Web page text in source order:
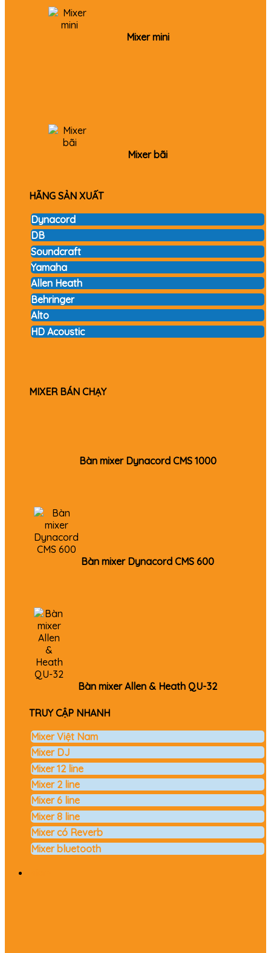
Mixer mini
Mixer bãi
HÃNG SẢN XUẤT
Dynacord
DB
Soundcraft
Yamaha
Allen Heath
Behringer
Alto
HD Acoustic
MIXER BÁN CHẠY
Bàn mixer Dynacord CMS 1000
Bàn mixer Dynacord CMS 600
Bàn mixer Allen & Heath QU-32
TRUY CẬP NHANH
Mixer Việt Nam
Mixer DJ
Mixer 12 line
Mixer 2 line
Mixer 6 line
Mixer 8 line
Mixer có Reverb
Mixer bluetooth